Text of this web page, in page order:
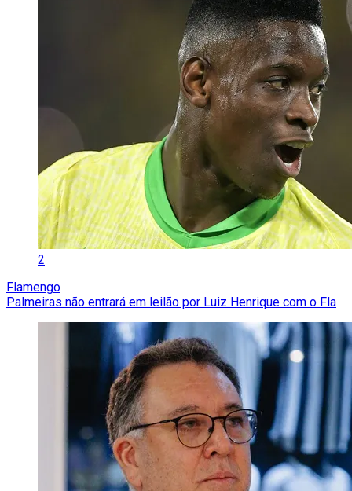
2
Flamengo
Palmeiras não entrará em leilão por Luiz Henrique com o Fla